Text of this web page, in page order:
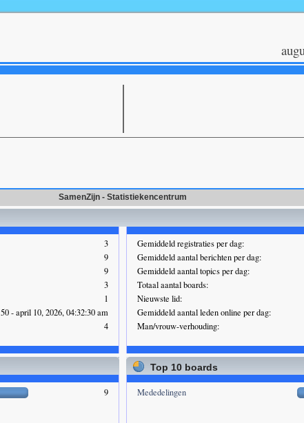
SamenZijn - Statistiekencentrum
3
9
9
3
1
50 - april 10, 2026, 04:32:30 am
4
Gemiddeld registraties per dag:
Gemiddeld aantal berichten per dag:
Gemiddeld aantal topics per dag:
Totaal aantal boards:
Nieuwste lid:
Gemiddeld aantal leden online per dag:
Man/vrouw-verhouding:
9
Top 10 boards
Mededelingen